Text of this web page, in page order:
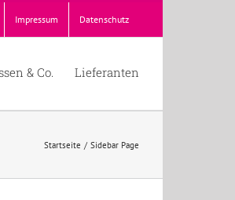
Impressum Datenschutz
& Co. Lieferanten
Startseite Sidebar Page